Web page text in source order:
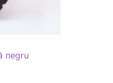
negru